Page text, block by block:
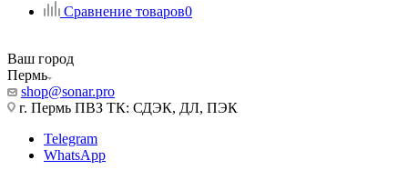
Сравнение товаров0
Ваш город
Пермь
shop@sonar.pro
г. Пермь ПВЗ ТК: СДЭК, ДЛ, ПЭК
Telegram
WhatsApp